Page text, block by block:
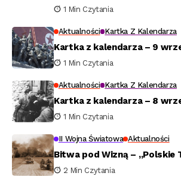
1 Min Czytania
Aktualności Kartka Z Kalendarza
Kartka z kalendarza – 9
1 Min Czytania
Aktualności Kartka Z Kalendarza
Kartka z kalendarza – 8
1 Min Czytania
II Wojna Światowa Aktualności
Bitwa pod Wizną – „Polskie
2 Min Czytania